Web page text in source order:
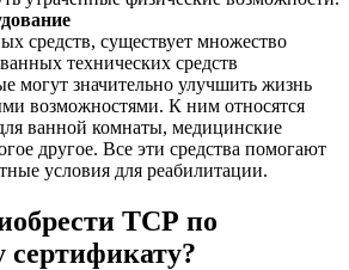
средств, существует множество
технических средств
могут значительно улучшить жизнь
возможностями. К ним относятся
ванной комнаты, медицинские
другое. Все эти средства помогают
условия для реабилитации.
ТСР по
сертификату?